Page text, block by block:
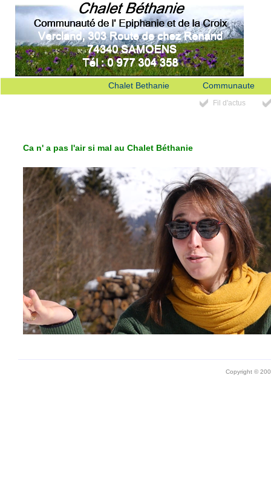
Chalet Bethanie Communaute
Fil d'actus
Ca n' a pas l'air si mal au Chalet Béthanie
Copyright ©